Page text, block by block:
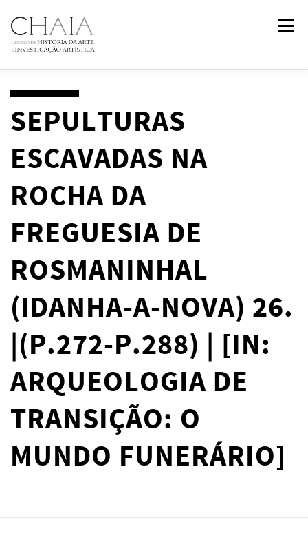
content
Menu
PUBLICATIONS NEWS EVENTS IN
SEPULTURAS
ESCAVADAS NA
ROCHA DA
FREGUESIA DE
ROSMANINHAL
(IDANHA-A-NOVA) 26.
|(P.272-P.288) | [IN:
ARQUEOLOGIA DE
TRANSIÇÃO: O
MUNDO FUNERÁRIO]